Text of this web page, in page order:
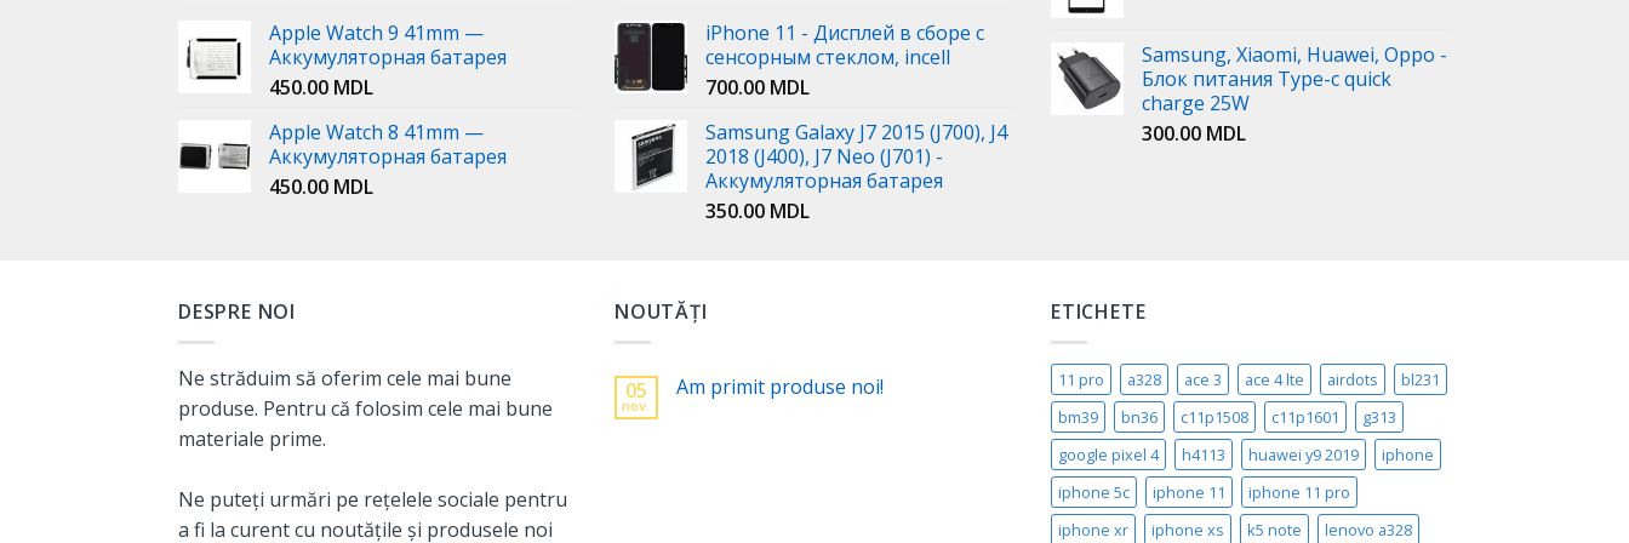
Apple Watch 9 41mm —
Аккумуляторная батарея
450.00 MDL
Apple Watch 8 41mm —
Аккумуляторная батарея
450.00 MDL
iPhone 11 - Дисплей в сборе с
сенсорным стеклом, incell
700.00 MDL
Samsung Galaxy J7 2015 (J700), J4
2018 (J400), J7 Neo (J701) -
Аккумуляторная батарея
350.00 MDL
Samsung, Xiaomi, Huawei, Oppo -
Блок питания Type-c quick
charge 25W
300.00 MDL
DESPRE NOI
Ne străduim să oferim cele mai bune
produse. Pentru că folosim cele mai bune
materiale prime.
Ne puteți urmări pe rețelele sociale pentru
a fi la curent cu noutățile și produsele noi
NOUTĂȚI
05
nov.
Am primit produse noi!
ETICHETE
11 pro a328 ace 3 ace 4 lte airdots
bl231
bm39
bn36 c11p1508 c11p1601
g313
google pixel 4
h4113 huawei y9 2019
iphone
iphone 5c
iphone 11
iphone 11 pro
iphone xr
iphone xs k5 note lenovo a328